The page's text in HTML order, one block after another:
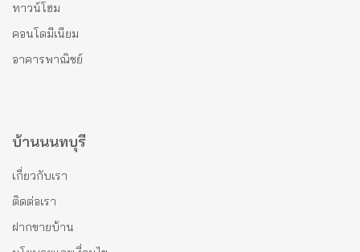
ทาวน์โฮม
คอนโดมีเนียม
อาคารพาณิชย์
บ้านนนทบุรี
เกี่ยวกับเรา
ติดต่อเรา
ฝากขายบ้าน